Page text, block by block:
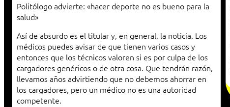
Politólogo advierte: «hacer deporte no es bueno para la
salud»
Así de absurdo es el titular y, en general, la noticia. Los
médicos puedes avisar de que tienen varios casos y
entonces que los técnicos valoren si es por culpa de los
cargadores genéricos o de otra cosa. Que tendrán razón,
llevamos años advirtiendo que no debemos ahorrar en
los cargadores, pero un médico no es una autoridad
competente.